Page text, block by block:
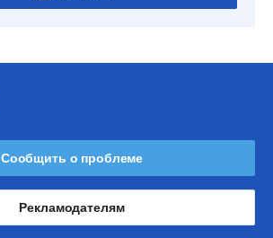
Сообщить о проблеме
Рекламодателям